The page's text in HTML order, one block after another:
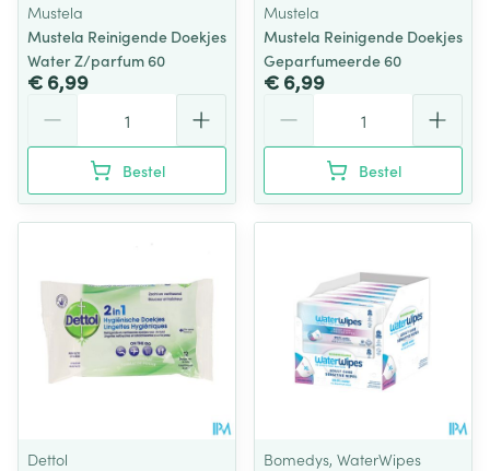
Mustela
Mustela Reinigende Doekjes
Water Z/parfum 60
€ 6,99
Bestel
Mustela
Mustela Reinigende Doekjes
Geparfumeerde 60
€ 6,99
Bestel
Dettol
Bomedys, WaterWipes